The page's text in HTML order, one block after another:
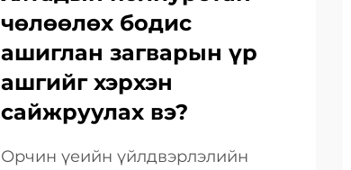
чөлөөлөх бодис
ашиглан загварын үр
ашгийг хэрхэн
сайжруулах вэ?
Орчин үеийн үйлдвэрлэлийн